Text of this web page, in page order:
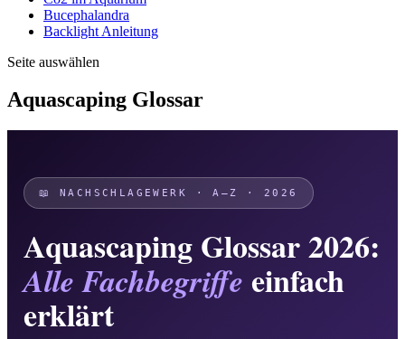
Bucephalandra
Backlight Anleitung
Seite auswählen
Aquascaping Glossar
📖 NACHSCHLAGEWERK · A–Z · 2026
Aquascaping Glossar 2026:
Alle Fachbegriffe einfach
erklärt